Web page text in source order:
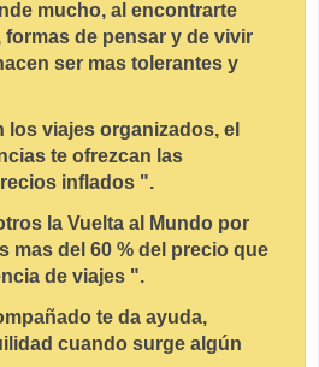
mucho, al encontrarte
de pensar y de vivir
ser mas tolerantes y
los viajes organizados, el
te ofrezcan las
inflados ".
la Vuelta al Mundo por
mas del 60 % del precio que
de viajes ".
te da ayuda,
cuando surge algún